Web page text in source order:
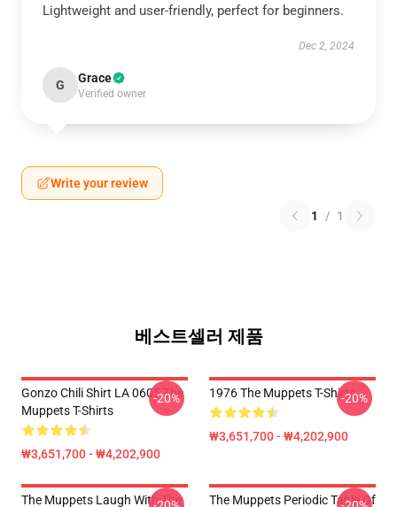
Lightweight and user-friendly, perfect for beginners.
Dec 2, 2024
G Grace
Verified owner
Write your review
1 / 1
베스트셀러 제품
Gonzo Chili Shirt LA 0605 The
Muppets T-Shirts
₩3,651,700 - ₩4,202,900
-20% 1976 The Muppets T-Shirts
₩3,651,700 - ₩4,202,900
-20%
The Muppets Laugh With The
The Muppets Periodic Table Of